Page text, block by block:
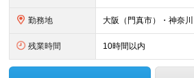
勤務地
残業時間 10時間以内